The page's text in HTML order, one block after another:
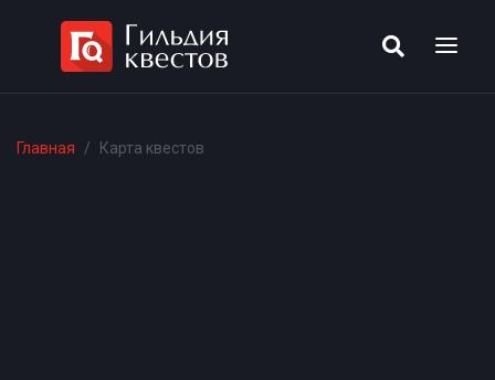
Главная Карта квестов